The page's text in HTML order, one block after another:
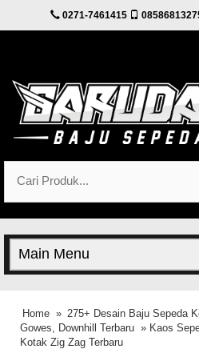
0271-7461415
Home » 275+ Desain Baju Sepeda
Gowes, Downhill Terbaru » Kaos
Kotak Zig Zag Terbaru